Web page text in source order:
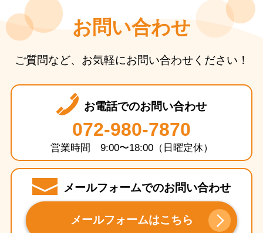
お問い合わせ
ご質問など、お気軽にお問い合わせください！
お電話でのお問い合わせ
072-980-7870
営業時間 9:00〜18:00（日曜定休）
メールフォームでのお問い合わせ
メールフォームはこちら